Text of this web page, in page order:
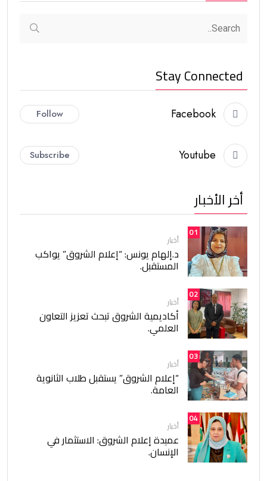
Stay Connected
Facebook
Follow
Youtube
Subscribe
أخر الأخبار
01
أخبار
د.إلهام يونس: “إعلام الشروق” يواكب
المستقبل.
02
أخبار
أكاديمية الشروق تبحث تعزيز التعاون
العلمي.
03
أخبار
“إعلام الشروق” يستقبل طلاب الثانوية
العامة.
04
أخبار
عميدة إعلام الشروق: الاستثمار في
الإنسان.